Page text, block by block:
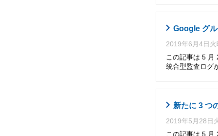
Google グ
2019年6月4日火
この記事は 5 月
統合型監査ログ
新たに 3 つ
2019年5月28日
この記事は 5 月